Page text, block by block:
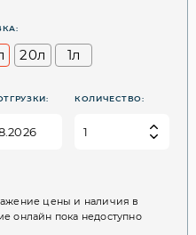
20л 1л
КОЛИЧЕСТВО:
цены и наличия в
онлайн пока недоступно